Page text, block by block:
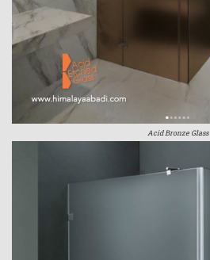
Acid Bronze Glass